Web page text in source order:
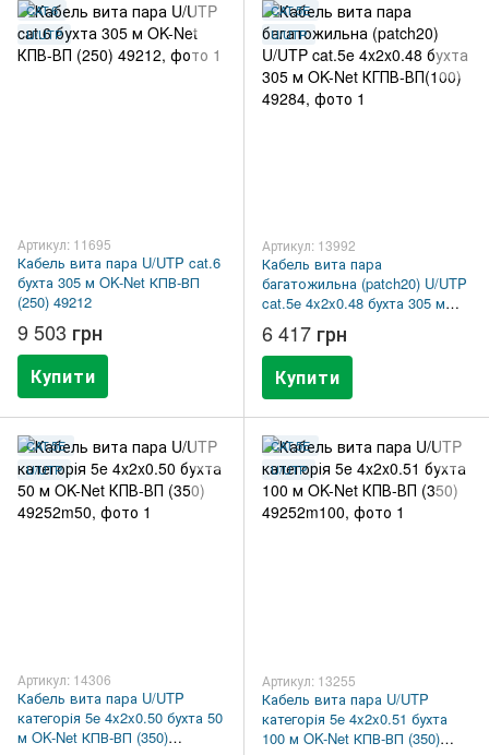
CAT.6
U/UTP
Артикул: 11695
Кабель вита пара U/UTP cat.6
бухта 305 м OK-Net КПВ-ВП
(250) 49212
9 503 грн
Купити
CAT.5E
U/UTP
Артикул: 13992
Кабель вита пара
багатожильна (patch20) U/UTP
cat.5e 4x2x0.48 бухта 305 м
OK-Net КГПВ-ВП(100) 49284
6 417 грн
Купити
CAT.5E
U/UTP
Артикул: 14306
Кабель вита пара U/UTP
категорія 5e 4x2x0.50 бухта 50
м OK-Net КПВ-ВП (350)
CAT.5E
U/UTP
Артикул: 13255
Кабель вита пара U/UTP
категорія 5e 4x2x0.51 бухта
100 м OK-Net КПВ-ВП (350)